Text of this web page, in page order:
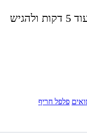
פלפל חריף